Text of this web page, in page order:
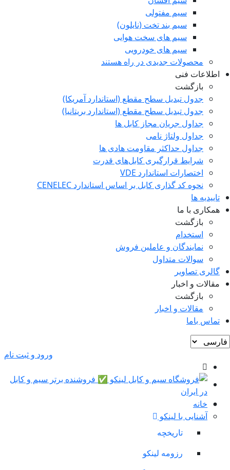
سیم مفتولی
سیم بند تخت (نایلون)
سیم های سخت هوایی
سیم های خودرویی
محصولات جدیدی در راه ھستند
اطلاعات فنی
بازگشت
جدول تبدیل سطح مقطع (استاندارد آمریکا)
جدول تبدیل سطح مقطع (استاندارد بریتانیا)
جداول جریان مجاز کابل ها
جداول ولتاژ نامی
جداول حداکثر مقاومت هادی ها
شرایط قرارگیری کابل‌های قدرت
اختصارات استاندارد VDE
نحوه کد گذاری کابل بر اساس استاندارد CENELEC
تاییدیه ها
همکاری با ما
بازگشت
استخدام
نمایندگان و عاملین فروش
سوالات متداول
گالری تصاویر
مقالات و اخبار
بازگشت
مقالات و اخبار
تماس باما
ورود و ثبت نام
خانه
آشنایی با لینکو
تاریخچه
رزومه لینکو